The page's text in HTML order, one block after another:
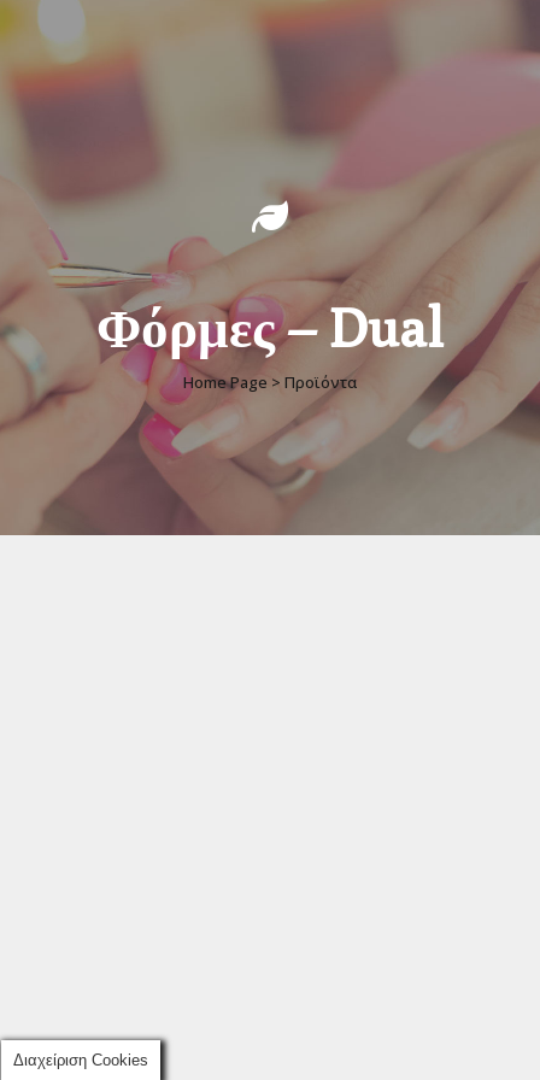
Φόρμες – Dual
Home Page > Προϊόντα
Διαχείριση Cookies